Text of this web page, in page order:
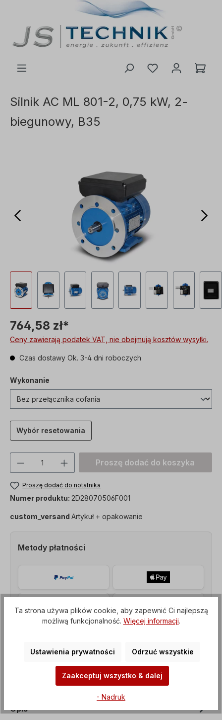
Silnik AC ML 801-2, 0,75 kW, 2-
biegunowy, B35
764,58 zł*
Ceny zawierają podatek VAT, nie obejmują kosztów wysyłki.
Czas dostawy Ok. 3-4 dni roboczych
Wykonanie
Wybór resetowania
Ilość produktu: Proszę wprowadzić
Proszę dodać do koszyka
Proszę dodać do notatnika
Numer produktu: 2D28070506F001
custom_versand Artykuł + opakowanie
Metody płatności
Opis
Ta strona używa plików cookie, aby zapewnić Ci najlepszą
możliwą funkcjonalność. Więcej informacji.
Ustawienia prywatności Odrzuć wszystkie
Zaakceptuj wszystko & dalej
- Nadruk